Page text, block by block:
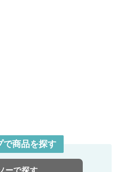
で商品を探す
ーで探す